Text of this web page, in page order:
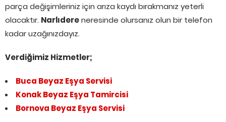
parça değişimleriniz için arıza kaydı bırakmanız yeterli
olacaktır. Narlıdereneresinde olursanız olun bir telefon
kadar uzağınızdayız.
Verdiğimiz Hizmetler;
Buca Beyaz Eşya Servisi
Konak Beyaz Eşya Tamircisi
Bornova Beyaz Eşya Servisi